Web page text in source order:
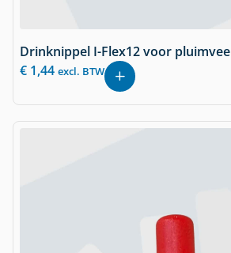
Drinknippel I-Flex12 voor pluimvee
€ 1,44 excl. BTW